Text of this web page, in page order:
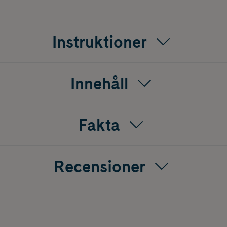
Instruktioner
Innehåll
Fakta
Recensioner